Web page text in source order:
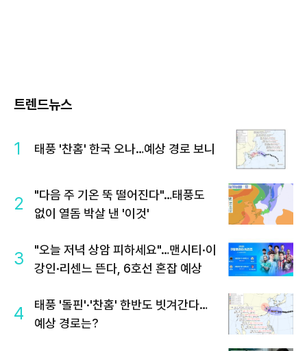
트렌드뉴스
1 태풍 '찬홈' 한국 오나…예상 경로 보니
2
"다음 주 기온 뚝 떨어진다"…태풍도
없이 열돔 박살 낸 '이것'
3
"오늘 저녁 상암 피하세요"…맨시티·이
강인·리센느 뜬다, 6호선 혼잡 예상
4
태풍 '돌핀'·'찬홈' 한반도 빗겨간다…
예상 경로는?